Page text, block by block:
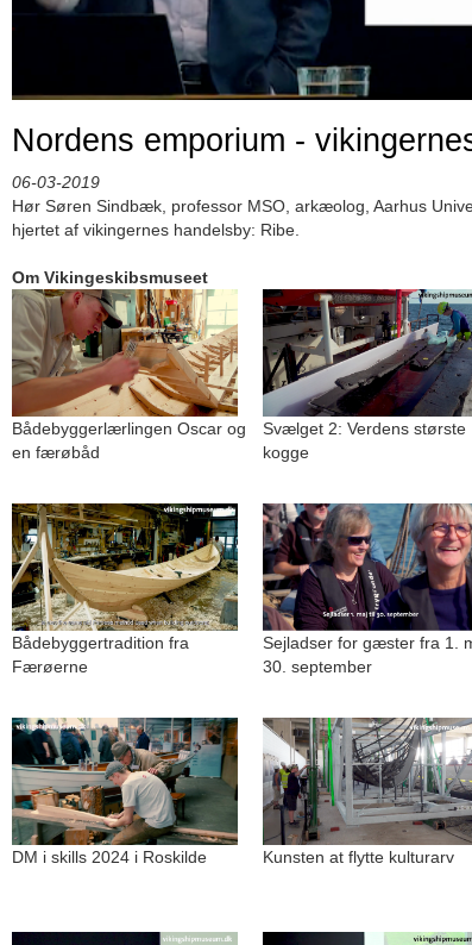
Nordens emporium -
06-03-2019
Hør Søren Sindbæk, professor MSO, arkæolog, Aarhus
hjertet af vikingernes handelsby: Ribe.
Om Vikingeskibsmuseet
Bådebyggerlærlingen Oscar og
en færøbåd
Svælget 2: Verdens største
kogge
Bådebyggertradition fra
Færøerne
Sejladser for gæster fra 1.
30. september
DM i skills 2024 i Roskilde Kunsten at flytte kulturarv